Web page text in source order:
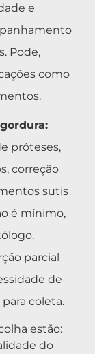
e
Pode,
como
próteses,
correção
sutis
é mínimo,
parcial
de
coleta.
estão:
do